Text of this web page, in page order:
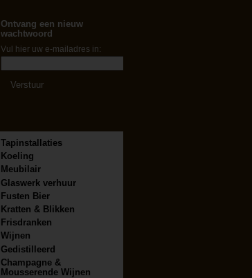
Ontvang een nieuw
wachtwoord
Vul hier uw e-mailadres in:
Tapinstallaties
Koeling
Meubilair
Glaswerk verhuur
Fusten Bier
Kratten & Blikken
Frisdranken
Wijnen
Gedistilleerd
Champagne &
Mousserende Wijnen